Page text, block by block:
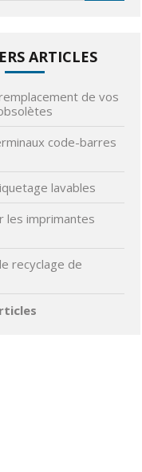
ARTICLES
de vos
code-barres
lavables
les imprimantes
recyclage de